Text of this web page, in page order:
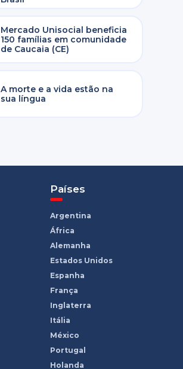
Mercado Unisocial beneficia
150 famílias em comunidade
de Caucaia (CE)
A morte e a vida estão na
sua língua
Países
Argentina
África
Alemanha
Estados Unidos
Espanha
França
Inglaterra
Itália
México
Portugal
Holanda